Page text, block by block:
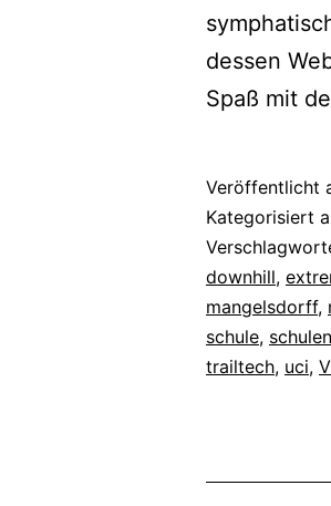
dessen
Spaß mit
Veröffentlicht
Kategorisiert
downhill,
mangelsdorff,
schule,
trailtech, uci,